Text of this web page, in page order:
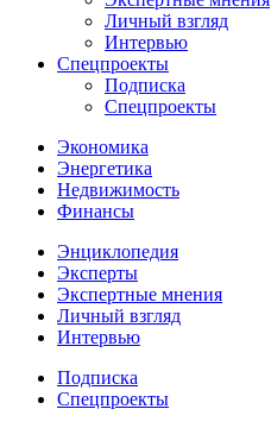
Личный взгляд
Интервью
Спецпроекты
Подписка
Спецпроекты
Экономика
Энергетика
Недвижимость
Финансы
Энциклопедия
Эксперты
Экспертные мнения
Личный взгляд
Интервью
Подписка
Спецпроекты